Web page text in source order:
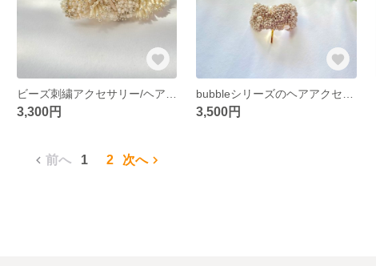
3,300円 3,500円
前へ 1 2 次へ